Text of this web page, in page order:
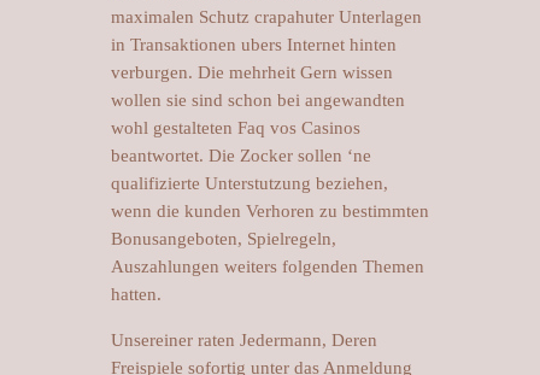
maximalen Schutz crapahuter Unterlagen
in Transaktionen ubers Internet hinten
verburgen. Die mehrheit Gern wissen
wollen sie sind schon bei angewandten
wohl gestalteten Faq vos Casinos
beantwortet. Die Zocker sollen ‘ne
qualifizierte Unterstutzung beziehen,
wenn die kunden Verhoren zu bestimmten
Bonusangeboten, Spielregeln,
Auszahlungen weiters folgenden Themen
hatten.
Unsereiner raten Jedermann, Deren
Freispiele sofortig unter das Anmeldung